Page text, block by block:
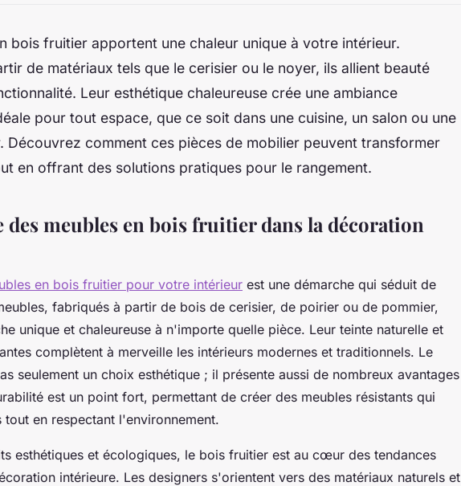
bois fruitier apportent une chaleur unique à votre intérieur.
de matériaux tels que le cerisier ou le noyer, ils allient beauté
Leur esthétique chaleureuse crée une ambiance
pour tout espace, que ce soit dans une cuisine, un salon ou une
Découvrez comment ces pièces de mobilier peuvent transformer
en offrant des solutions pratiques pour le rangement.
meubles en bois fruitier dans la décoration
en bois fruitier pour votre intérieur est une démarche qui séduit de
fabriqués à partir de bois de cerisier, de poirier ou de pommier,
unique et chaleureuse à n'importe quelle pièce. Leur teinte naturelle et
complètent à merveille les intérieurs modernes et traditionnels. Le
seulement un choix esthétique ; il présente aussi de nombreux avantages
est un point fort, permettant de créer des meubles résistants qui
tout en respectant l'environnement.
esthétiques et écologiques, le bois fruitier est au cœur des tendances
intérieure. Les designers s'orientent vers des matériaux naturels et